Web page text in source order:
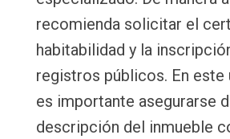
recomienda solicitar el
habitabilidad y la
registros públicos. En este
es importante asegurarse
descripción del inmueble